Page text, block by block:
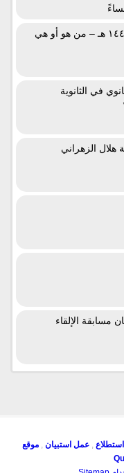
جائزة أبو بندر لعيد فطر عام ١٤٤٧ هـ – من هو أو هي
في الثانوية
هلال الزهراني
مسابقة الإلقاء
, عمل استبيان , موقع